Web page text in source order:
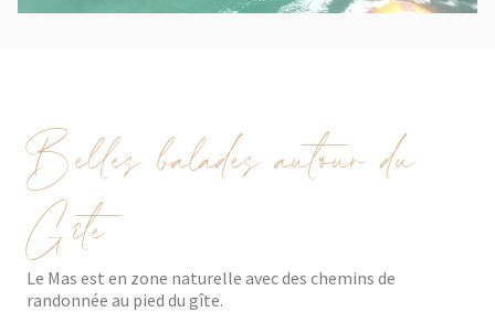
Belles balades autour du
Gîte
Le Mas est en zone naturelle avec des chemins de
randonnée au pied du gîte.